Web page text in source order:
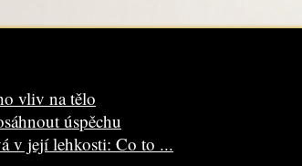
vliv na tělo
úspěchu
v její lehkosti: Co to ...